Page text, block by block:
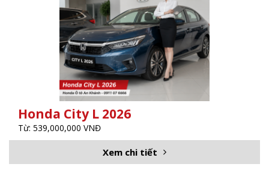
Honda City L 2026
Từ: 539,000,000 VNĐ
Xem chi tiết